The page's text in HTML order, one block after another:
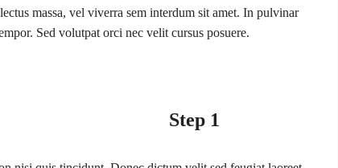
massa, vel viverra sem interdum sit amet. In pulvinar
Sed volutpat orci nec velit cursus posuere.
Step 1